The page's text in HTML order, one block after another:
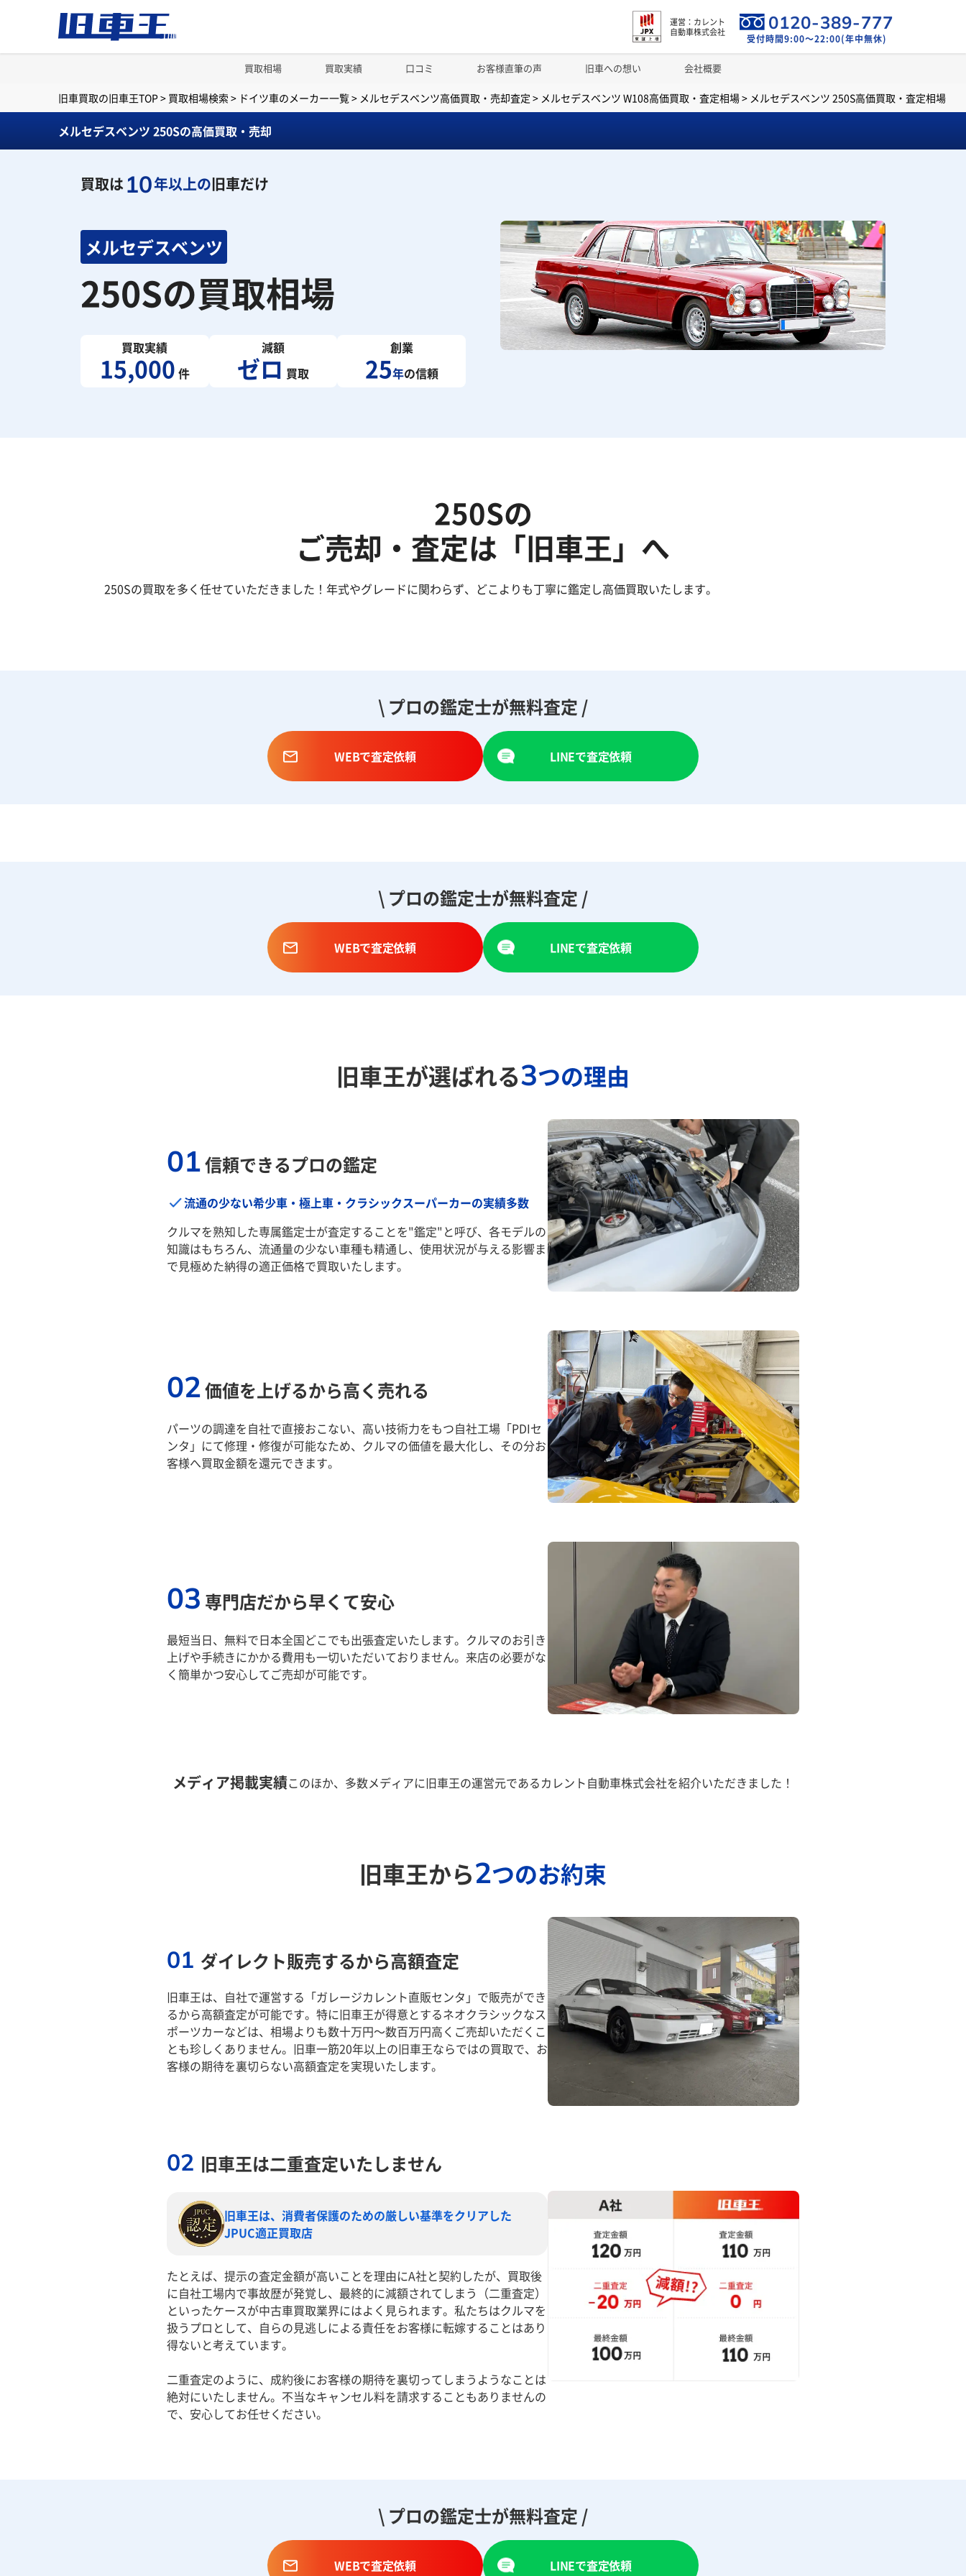
運営：カレント
自動車株式会社
0120-389-777
受付時間9:00～22:00(年中無休)
買取相場 買取実績 口コミ お客様直筆の声 旧車への想い 会社概要
旧車買取の旧車王TOP > 買取相場検索 > ドイツ車のメーカー一覧> メルセデスベンツ高価買取・売却査定 > メルセデスベンツ W108高価買取・査定相場> メルセデスベンツ 250S高価買取・査定相場
メルセデスベンツ 250Sの高価買取・売却
買取は10年以上の旧車だけ
メルセデスベンツ
250Sの買取相場
買取実績
15,000 件
減額
ゼロ 買取
創業
25年の信頼
250Sの
ご売却・査定は「旧車王」へ
250Sの買取を多く任せていただきました！年式やグレードに関わらず、どこよりも丁寧に鑑定し高価買取いたします。
\ プロの鑑定士が無料査定 /
WEBで査定依頼 LINEで査定依頼
\ プロの鑑定士が無料査定 /
WEBで査定依頼 LINEで査定依頼
旧車王が選ばれる3つの理由
01信頼できるプロの鑑定
流通の少ない希少車・極上車・クラシックスーパーカーの実績多数
クルマを熟知した専属鑑定士が査定することを"鑑定"と呼び、各モデルの
知識はもちろん、流通量の少ない車種も精通し、使用状況が与える影響ま
で見極めた納得の適正価格で買取いたします。
02価値を上げるから高く売れる
パーツの調達を自社で直接おこない、高い技術力をもつ自社工場「PDIセ
ンタ」にて修理・修復が可能なため、クルマの価値を最大化し、その分お
客様へ買取金額を還元できます。
03 専門店だから早くて安心
最短当日、無料で日本全国どこでも出張査定いたします。クルマのお引き
上げや手続きにかかる費用も一切いただいておりません。来店の必要がな
く簡単かつ安心してご売却が可能です。
メディア掲載実績このほか、多数メディアに旧車王の運営元であるカレント自動車株式会社を紹介いただきました！
旧車王から2つのお約束
01 ダイレクト販売するから高額査定
旧車王は、自社で運営する「ガレージカレント直販センタ」で販売ができ
るから高額査定が可能です。特に旧車王が得意とするネオクラシックなス
ポーツカーなどは、相場よりも数十万円～数百万円高くご売却いただくこ
とも珍しくありません。旧車一筋20年以上の旧車王ならではの買取で、お
客様の期待を裏切らない高額査定を実現いたします。
02 旧車王は二重査定いたしません
旧車王は、消費者保護のための厳しい基準をクリアした
JPUC適正買取店
たとえば、提示の査定金額が高いことを理由にA社と契約したが、買取後
に自社工場内で事故歴が発覚し、最終的に減額されてしまう（二重査定）
といったケースが中古車買取業界にはよく見られます。私たちはクルマを
扱うプロとして、自らの見逃しによる責任をお客様に転嫁することはあり
得ないと考えています。
二重査定のように、成約後にお客様の期待を裏切ってしまうようなことは
絶対にいたしません。不当なキャンセル料を請求することもありませんの
で、安心してお任せください。
\ プロの鑑定士が無料査定 /
WEBで査定依頼 LINEで査定依頼